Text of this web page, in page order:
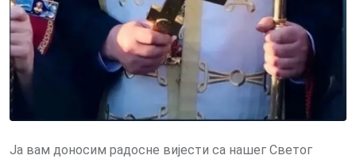
Ја вам доносим радосне вијести са нашег Светог